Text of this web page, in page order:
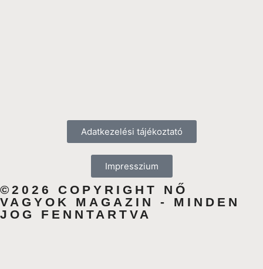
Adatkezelési tájékoztató
Impresszium
©2026 COPYRIGHT NŐ
VAGYOK MAGAZIN - MINDEN
JOG FENNTARTVA